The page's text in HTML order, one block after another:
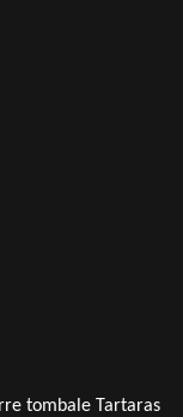
tombale Tartaras